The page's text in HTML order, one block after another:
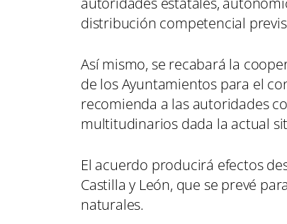
distribución competencial
Así mismo, se recabará la
de los Ayuntamientos para el
recomienda a las autoridades
multitudinarios dada la actual
El acuerdo producirá efectos
Castilla y León, que se prevé
naturales.